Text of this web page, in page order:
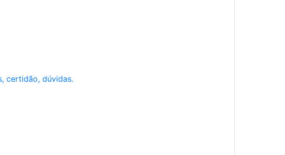
certidão, dúvidas.